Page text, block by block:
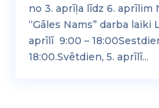
no 3. aprīļa līdz 6. aprīlim
“Gāles Nams” darba laiki
aprīlī 9:00 –
18:00.Svētdien, 5. aprīlī...